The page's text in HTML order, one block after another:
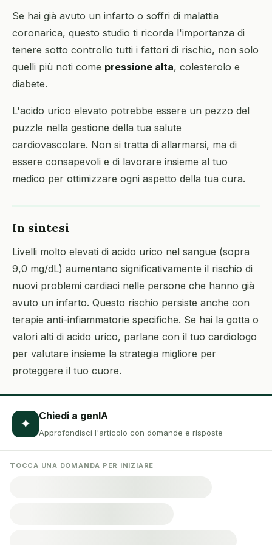
Se hai già avuto un infarto o soffri di malattia
coronarica, questo studio ti ricorda l'importanza di
tenere sotto controllo tutti i fattori di rischio, non solo
quelli più noti come pressione alta, colesterolo e
diabete.
L'acido urico elevato potrebbe essere un pezzo del
puzzle nella gestione della tua salute
cardiovascolare. Non si tratta di allarmarsi, ma di
essere consapevoli e di lavorare insieme al tuo
medico per ottimizzare ogni aspetto della tua cura.
In sintesi
Livelli molto elevati di acido urico nel sangue (sopra
9,0 mg/dL) aumentano significativamente il rischio di
nuovi problemi cardiaci nelle persone che hanno già
avuto un infarto. Questo rischio persiste anche con
terapie anti-infiammatorie specifiche. Se hai la gotta o
valori alti di acido urico, parlane con il tuo cardiologo
per valutare insieme la strategia migliore per
proteggere il tuo cuore.
✦ Chiedi a genIA
Approfondisci l'articolo con domande e risposte
TOCCA UNA DOMANDA PER INIZIARE